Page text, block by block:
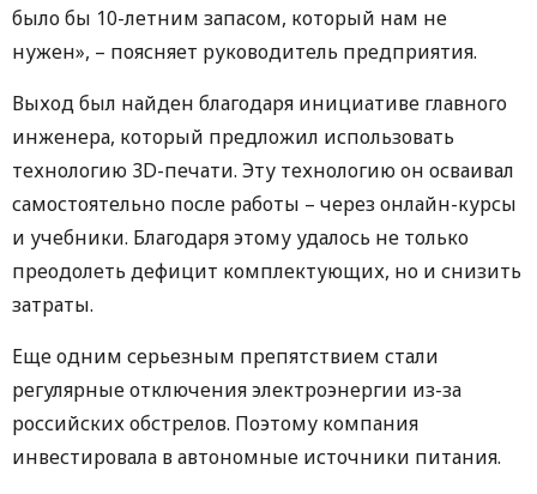
было бы 10-летним запасом, который нам не
нужен», – поясняет руководитель предприятия.
Выход был найден благодаря инициативе главного
инженера, который предложил использовать
технологию 3D-печати. Эту технологию он осваивал
самостоятельно после работы – через онлайн-курсы
и учебники. Благодаря этому удалось не только
преодолеть дефицит комплектующих, но и снизить
затраты.
Еще одним серьезным препятствием стали
регулярные отключения электроэнергии из-за
российских обстрелов. Поэтому компания
инвестировала в автономные источники питания.